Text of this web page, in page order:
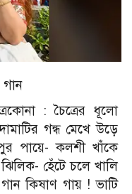
গান
:চৈত্রের ধূলো
গন্ধ মেখে উড়ে
পায়ে- কলশী খাঁকে
হেঁটে চলে খালি
কিষাণ গায় ! ভাটি